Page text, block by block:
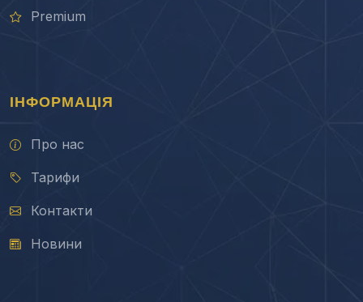
Premium
ІНФОРМАЦІЯ
Про нас
Тарифи
Контакти
Новини